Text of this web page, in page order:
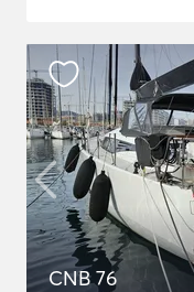
CNB 76